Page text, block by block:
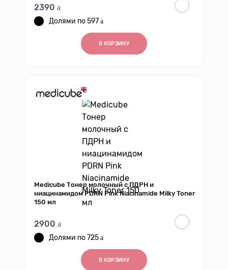
2390
597
В КОРЗИНУ
Medicube Тонер молочный с ПДРН и
ниацинамидом PDRN Pink Niacinamide Milky Toner
150 мл
2900
725
В КОРЗИНУ